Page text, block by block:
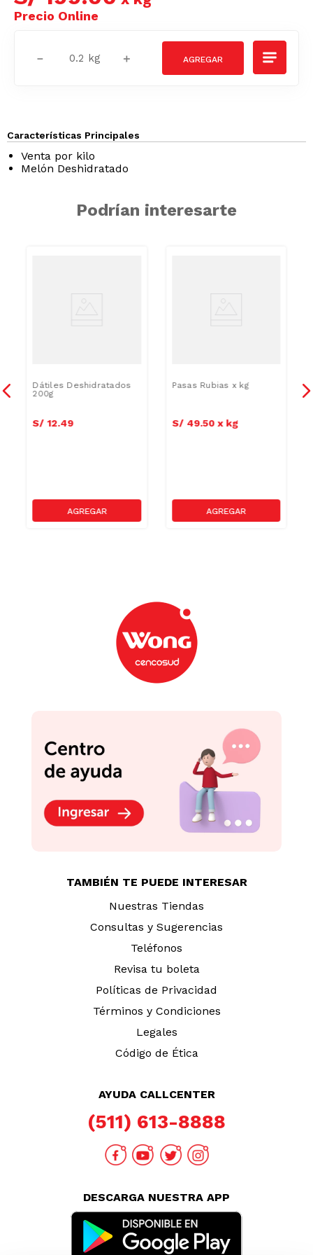
＋
－
Características Principales
Venta por kilo
Melón Deshidratado
Podrían interesarte
Dátiles Deshidratados
200g
S/ 12.49
Pasas Rubias x kg
S/ 49.50x kg
TAMBIÉN TE PUEDE INTERESAR
Nuestras Tiendas
Consultas y Sugerencias
Teléfonos
Revisa tu boleta
Políticas de Privacidad
Términos y Condiciones
Legales
Código de Ética
AYUDA CALLCENTER
(511) 613-8888
DESCARGA NUESTRA APP